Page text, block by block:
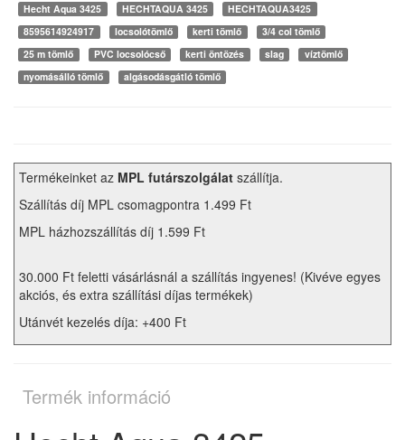
Hecht Aqua 3425
HECHTAQUA 3425
HECHTAQUA3425
8595614924917
locsolótömlő kerti tömlő
3/4 col tömlő
25 m tömlő
PVC locsolócső kerti öntözés slag
víztömlő
nyomásálló tömlő
algásodásgátló tömlő
Termékeinket az MPL futárszolgálat szállítja.
Szállítás díj MPL csomagpontra 1.499 Ft
MPL házhozszállítás díj 1.599 Ft
30.000 Ft feletti vásárlásnál a szállítás ingyenes! (Kivéve egyes
akciós, és extra szállítási díjas termékek)
Utánvét kezelés díja: +400 Ft
Termék információ